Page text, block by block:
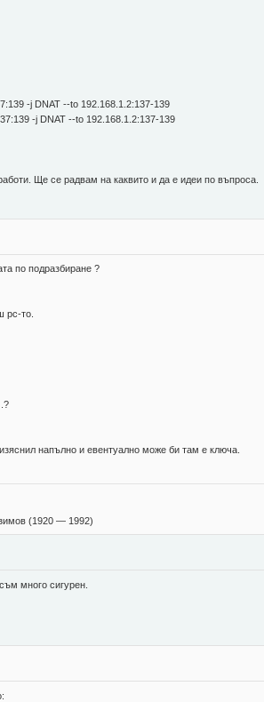
-j DNAT --to 192.168.1.2:137-139
-j DNAT --to 192.168.1.2:137-139
Ще се радвам на каквито и да е идеи по въпроса.
по подразбиране ?
pc-то.
напълно и евентуално може би там е ключа.
(1920 — 1992)
много сигурен.